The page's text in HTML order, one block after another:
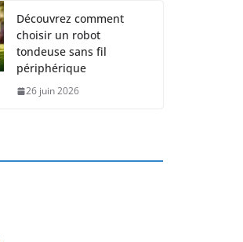
Découvrez comment
choisir un robot
tondeuse sans fil
périphérique
26 juin 2026